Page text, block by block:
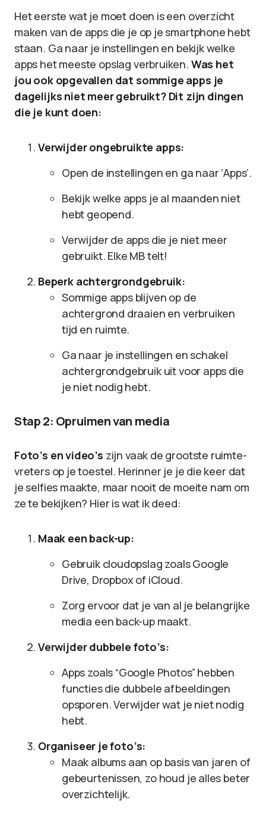
Het eerste wat je moet doen is een overzicht
maken van de apps die je op je smartphone hebt
staan. Ga naar je instellingen en bekijk welke
apps het meeste opslag verbruiken. Was het
jou ook opgevallen dat sommige apps je
dagelijks niet meer gebruikt? Dit zijn dingen
die je kunt doen:
Verwijder ongebruikte apps:
Open de instellingen en ga naar ‘Apps’.
Bekijk welke apps je al maanden niet
hebt geopend.
Verwijder de apps die je niet meer
gebruikt. Elke MB telt!
Beperk achtergrondgebruik:
Sommige apps blijven op de
achtergrond draaien en verbruiken
tijd en ruimte.
Ga naar je instellingen en schakel
achtergrondgebruik uit voor apps die
je niet nodig hebt.
Stap 2: Opruimen van media
Foto’s en video’s zijn vaak de grootste ruimte-
vreters op je toestel. Herinner je je die keer dat
je selfies maakte, maar nooit de moeite nam om
ze te bekijken? Hier is wat ik deed:
Maak een back-up:
Gebruik cloudopslag zoals Google
Drive, Dropbox of iCloud.
Zorg ervoor dat je van al je belangrijke
media een back-up maakt.
Verwijder dubbele foto’s:
Apps zoals “Google Photos” hebben
functies die dubbele afbeeldingen
opsporen. Verwijder wat je niet nodig
hebt.
Organiseer je foto’s:
Maak albums aan op basis van jaren of
gebeurtenissen, zo houd je alles beter
overzichtelijk.